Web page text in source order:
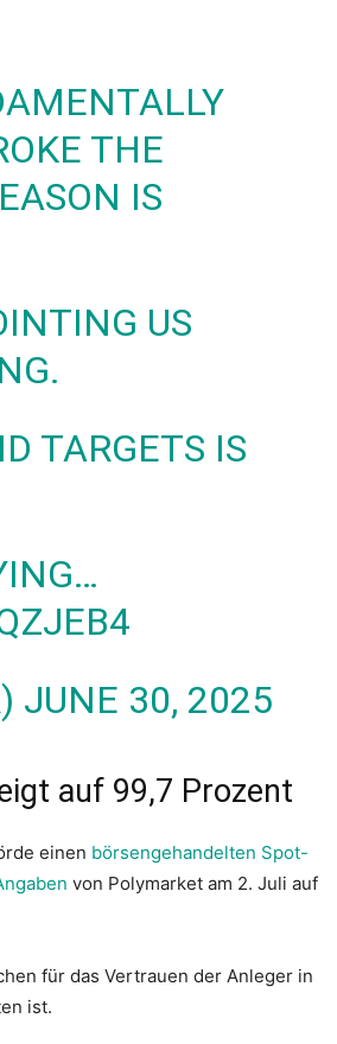
THE
IS
US
TARGETS IS
JUNE 30, 2025
auf 99,7 Prozent
einen börsengehandelten Spot-
von Polymarket am 2. Juli auf
für das Vertrauen der Anleger in
ist.